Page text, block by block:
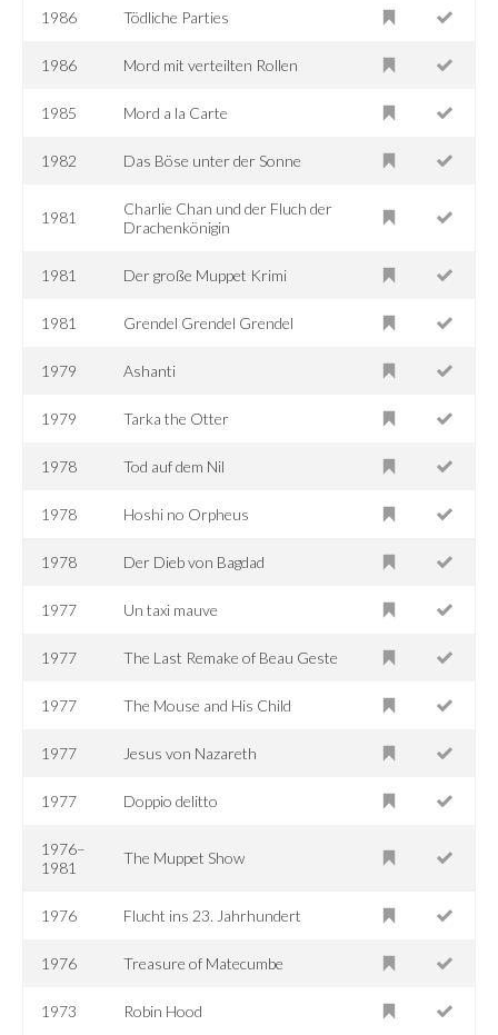
1986 Tödliche Parties
1986 Mord mit verteilten Rollen
1985 Mord a la Carte
1982 Das Böse unter der Sonne
1981
Charlie Chan und der Fluch der
Drachenkönigin
1981 Der große Muppet Krimi
1981 Grendel Grendel Grendel
1979 Ashanti
1979 Tarka the Otter
1978 Tod auf dem Nil
1978 Hoshi no Orpheus
1978 Der Dieb von Bagdad
1977 Un taxi mauve
1977 The Last Remake of Beau Geste
1977 The Mouse and His Child
1977 Jesus von Nazareth
1977 Doppio delitto
1976–
1981
The Muppet Show
1976 Flucht ins 23. Jahrhundert
1976 Treasure of Matecumbe
1973 Robin Hood